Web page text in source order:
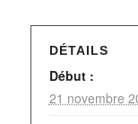
DÉTAILS
Début :
21 novembre